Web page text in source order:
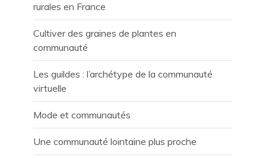
rurales en France
Cultiver des graines de plantes en
communauté
Les guildes : l’archétype de la communauté
virtuelle
Mode et communautés
Une communauté lointaine plus proche